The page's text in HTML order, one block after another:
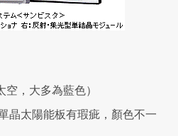
，大多為藍色）
晶太陽能板有瑕疵，顏色不一